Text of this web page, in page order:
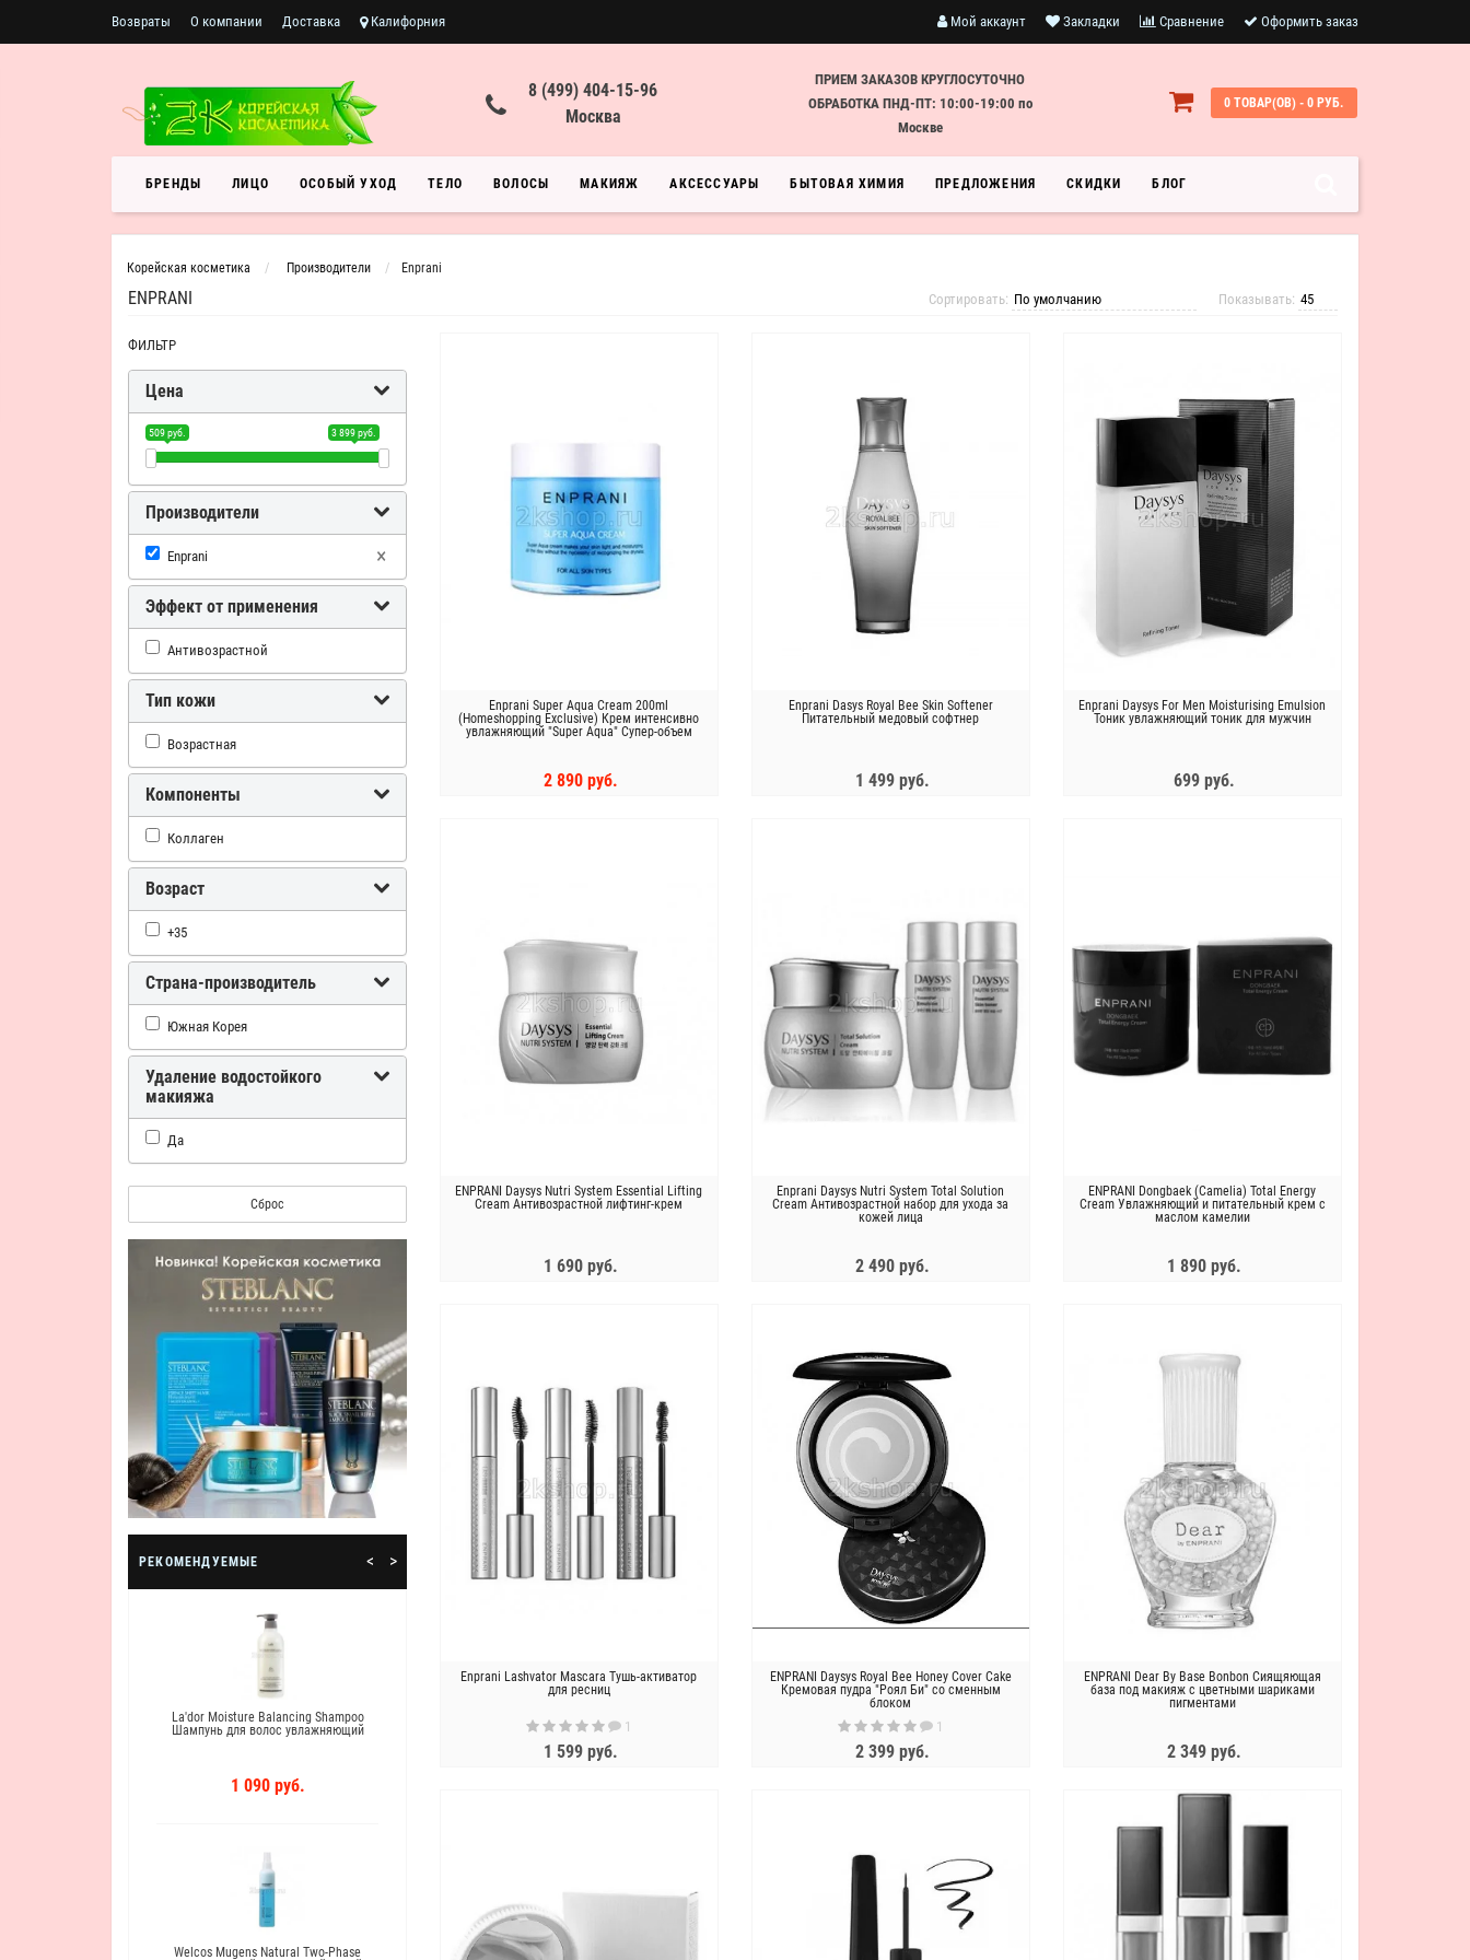
Возвраты О компании Доставка Калифорния Мой аккаунт Закладки Сравнение Оформить заказ
8 (499) 404-15-96
Москва
ПРИЕМ ЗАКАЗОВ КРУГЛОСУТОЧНО
ОБРАБОТКА ПНД-ПТ: 10:00-19:00 по
Москве
0 ТОВАР(ОВ) - 0 РУБ.
БРЕНДЫ ЛИЦО ОСОБЫЙ УХОД ТЕЛО ВОЛОСЫ МАКИЯЖ АКСЕССУАРЫ БЫТОВАЯ ХИМИЯ ПРЕДЛОЖЕНИЯ СКИДКИ БЛОГ
Корейская косметика Производители Enprani
ENPRANI Показывать:
Сортировать:
ФИЛЬТР
Цена
509 руб. 3 899 руб.
Производители
Enprani ×
Эффект от применения
Антивозрастной
Тип кожи
Возрастная
Компоненты
Коллаген
Возраст
+35
Страна-производитель
Южная Корея
Удаление водостойкого
макияжа
Да
Сброс
РЕКОМЕНДУЕМЫЕ
La'dor Moisture Balancing Shampoo
Шампунь для волос увлажняющий
1 090 руб.
Welcos Mugens Natural Two-Phase
Средство для очищения кожи
головы Esthetic House CP-1 Head
SPA Scalp Scailer
Тонизирующие гидрогелевые патчи
с какао Petitfee Cacao Energizing
Hydrogel Eye Patch 60шт
Cos De BAHA Крем против морщин
Новинка !
Secret pore clear powder scrub
< >
Enprani Super Aqua Cream 200ml
(Homeshopping Exclusive) Крем интенсивно
увлажняющий "Super Aqua" Супер-объем
2 890 руб.
Enprani Dasys Royal Bee Skin Softener
Питательный медовый софтнер
1 499 руб.
Enprani Daysys For Men Moisturising Emulsion
Тоник увлажняющий тоник для мужчин
699 руб.
ENPRANI Daysys Nutri System Essential Lifting
Cream Антивозрастной лифтинг-крем
1 690 руб.
Enprani Daysys Nutri System Total Solution
Cream Антивозрастной набор для ухода за
кожей лица
2 490 руб.
ENPRANI Dongbaek (Camelia) Total Energy
Cream Увлажняющий и питательный крем с
маслом камелии
1 890 руб.
Enprani Lashvator Mascara Тушь-активатор
для ресниц
1
1 599 руб.
ENPRANI Daysys Royal Bee Honey Cover Cake
Кремовая пудра "Роял Би" со сменным
блоком
1
2 399 руб.
ENPRANI Dear By Base Bonbon Сиящяющая
база под макияж с цветными шариками
пигментами
2 349 руб.
ЗАКОНЧИЛСЯ